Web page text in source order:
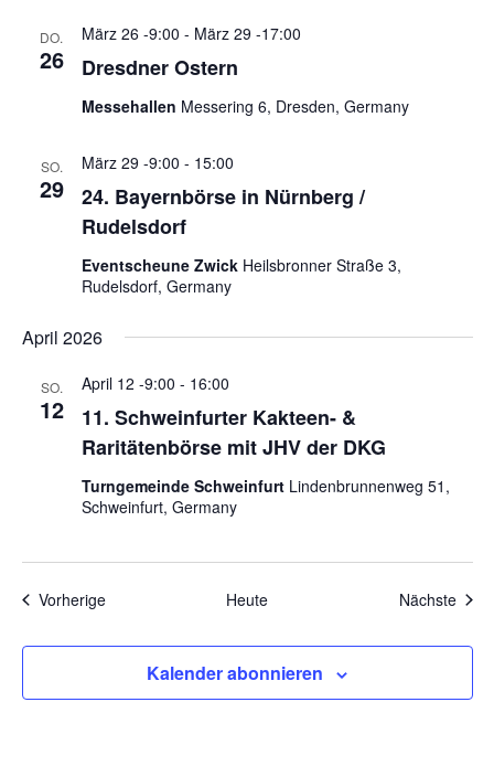
DO.
26 Dresdner Ostern
März 26 -9:00 - März 29 -17:00
Messehallen Messering 6, Dresden, Germany
SO.
29
24. Bayernbörse in Nürnberg /
Rudelsdorf
März 29 -9:00 - 15:00
Eventscheune Zwick Heilsbronner Straße 3,
Rudelsdorf, Germany
April 2026
SO.
12
11. Schweinfurter Kakteen- &
Raritätenbörse mit JHV der DKG
April 12 -9:00 - 16:00
Turngemeinde Schweinfurt Lindenbrunnenweg 51,
Schweinfurt, Germany
VorherigeVeranstaltungen Heute Nächste
Kalender abonnieren